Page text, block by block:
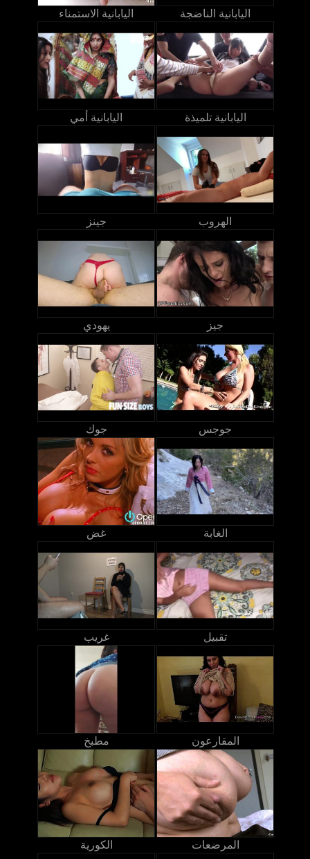
اليابانية الاستمناء اليابانية الناضجة
اليابانية أمي اليابانية تلميذة
جينز الهروب
يهودي جيز
جوك جوجس
غض الغابة
غريب تقبيل
مطبخ المقارعون
الكورية المرضعات